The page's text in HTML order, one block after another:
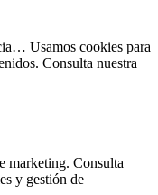
Usamos cookies para
Consulta nuestra
marketing. Consulta
y gestión de